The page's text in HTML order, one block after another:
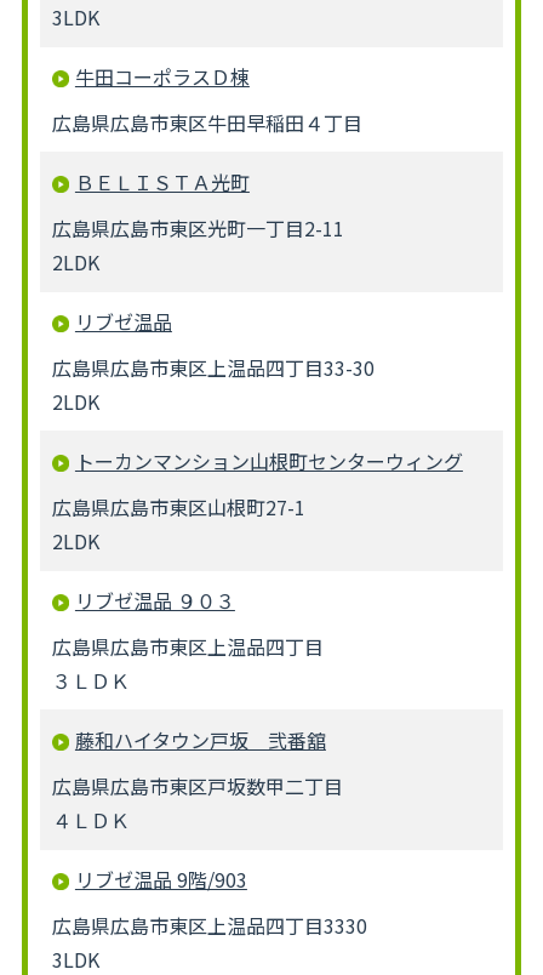
3LDK
牛田コーポラスＤ棟
広島県広島市東区牛田早稲田４丁目
ＢＥＬＩＳＴＡ光町
広島県広島市東区光町一丁目2-11
2LDK
リブゼ温品
広島県広島市東区上温品四丁目33-30
2LDK
トーカンマンション山根町センターウィング
広島県広島市東区山根町27-1
2LDK
リブゼ温品 ９０３
広島県広島市東区上温品四丁目
３ＬＤＫ
藤和ハイタウン戸坂 弐番舘
広島県広島市東区戸坂数甲二丁目
４ＬＤＫ
リブゼ温品 9階/903
広島県広島市東区上温品四丁目3330
3LDK